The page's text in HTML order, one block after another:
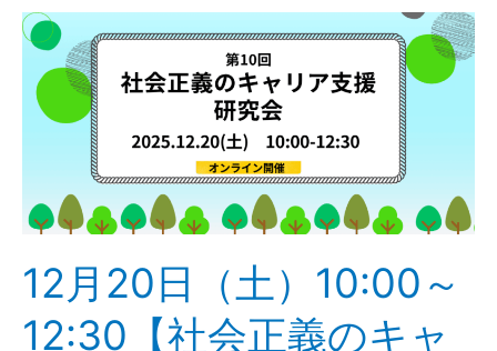
12月20日（土）10:00～
12:30【社会正義のキャ
12
月
20
12:30【社
正
義
の